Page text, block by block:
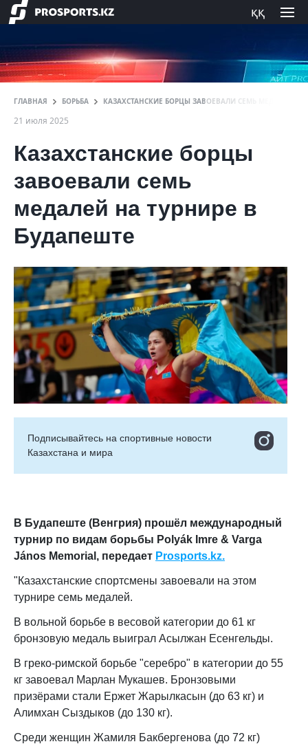
ққ
ГЛАВНАЯ БОРЬБА КАЗАХСТАНСКИЕ БОРЦЫ ЗАВОЕВАЛИ СЕМЬ МЕДАЛЕЙ
21 июля 2025
Казахстанские борцы
завоевали семь
медалей на турнире в
Будапеште
Подписывайтесь на cпортивные новости
Казахстана и мира
В Будапеште (Венгрия) прошёл международный
турнир по видам борьбы Polyák Imre & Varga
János Memorial, передает Prosports.kz.
"Казахстанские спортсмены завоевали на этом
турнире семь медалей.
В вольной борьбе в весовой категории до 61 кг
бронзовую медаль выиграл Асылжан Есенгельды.
В греко-римской борьбе "серебро" в категории до 55
кг завоевал Марлан Мукашев. Бронзовыми
призёрами стали Ержет Жарылкасын (до 63 кг) и
Алимхан Сыздыков (до 130 кг).
Среди женщин Жамиля Бакбергенова (до 72 кг)